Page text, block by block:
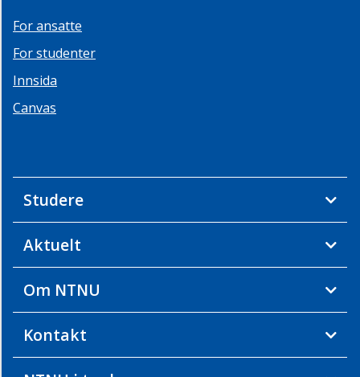
For ansatte
For studenter
Innsida
Canvas
Studere
Aktuelt
Om NTNU
Kontakt